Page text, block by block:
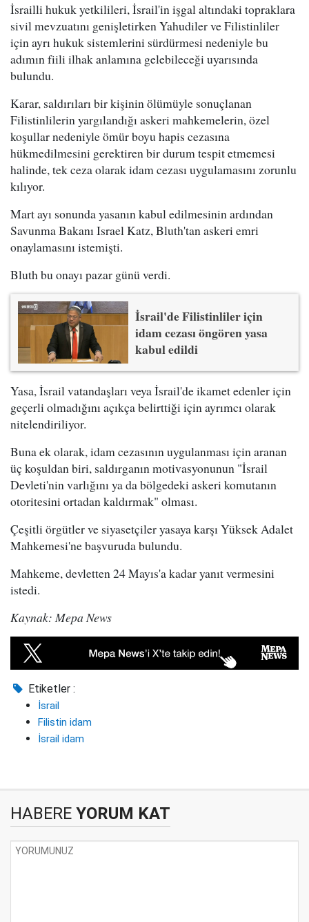
İsrailli hukuk yetkilileri, İsrail'in işgal altındaki topraklara
sivil mevzuatını genişletirken Yahudiler ve Filistinliler
için ayrı hukuk sistemlerini sürdürmesi nedeniyle bu
adımın fiili ilhak anlamına gelebileceği uyarısında
bulundu.
Karar, saldırıları bir kişinin ölümüyle sonuçlanan
Filistinlilerin yargılandığı askeri mahkemelerin, özel
koşullar nedeniyle ömür boyu hapis cezasına
hükmedilmesini gerektiren bir durum tespit etmemesi
halinde, tek ceza olarak idam cezası uygulamasını zorunlu
kılıyor.
Mart ayı sonunda yasanın kabul edilmesinin ardından
Savunma Bakanı Israel Katz, Bluth'tan askeri emri
onaylamasını istemişti.
Bluth bu onayı pazar günü verdi.
İsrail'de Filistinliler için
idam cezası öngören yasa
kabul edildi
Yasa, İsrail vatandaşları veya İsrail'de ikamet edenler için
geçerli olmadığını açıkça belirttiği için ayrımcı olarak
nitelendiriliyor.
Buna ek olarak, idam cezasının uygulanması için aranan
üç koşuldan biri, saldırganın motivasyonunun "İsrail
Devleti'nin varlığını ya da bölgedeki askeri komutanın
otoritesini ortadan kaldırmak" olması.
Çeşitli örgütler ve siyasetçiler yasaya karşı Yüksek Adalet
Mahkemesi'ne başvuruda bulundu.
Mahkeme, devletten 24 Mayıs'a kadar yanıt vermesini
istedi.
Kaynak: Mepa News
Etiketler :
İsrail
Filistin idam
İsrail idam
HABERE YORUM KAT